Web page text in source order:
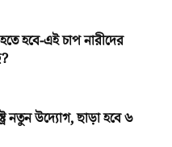
হবে-এই চাপ নারীদের
নতুন উদ্যোগ, ছাড়া হবে ৬